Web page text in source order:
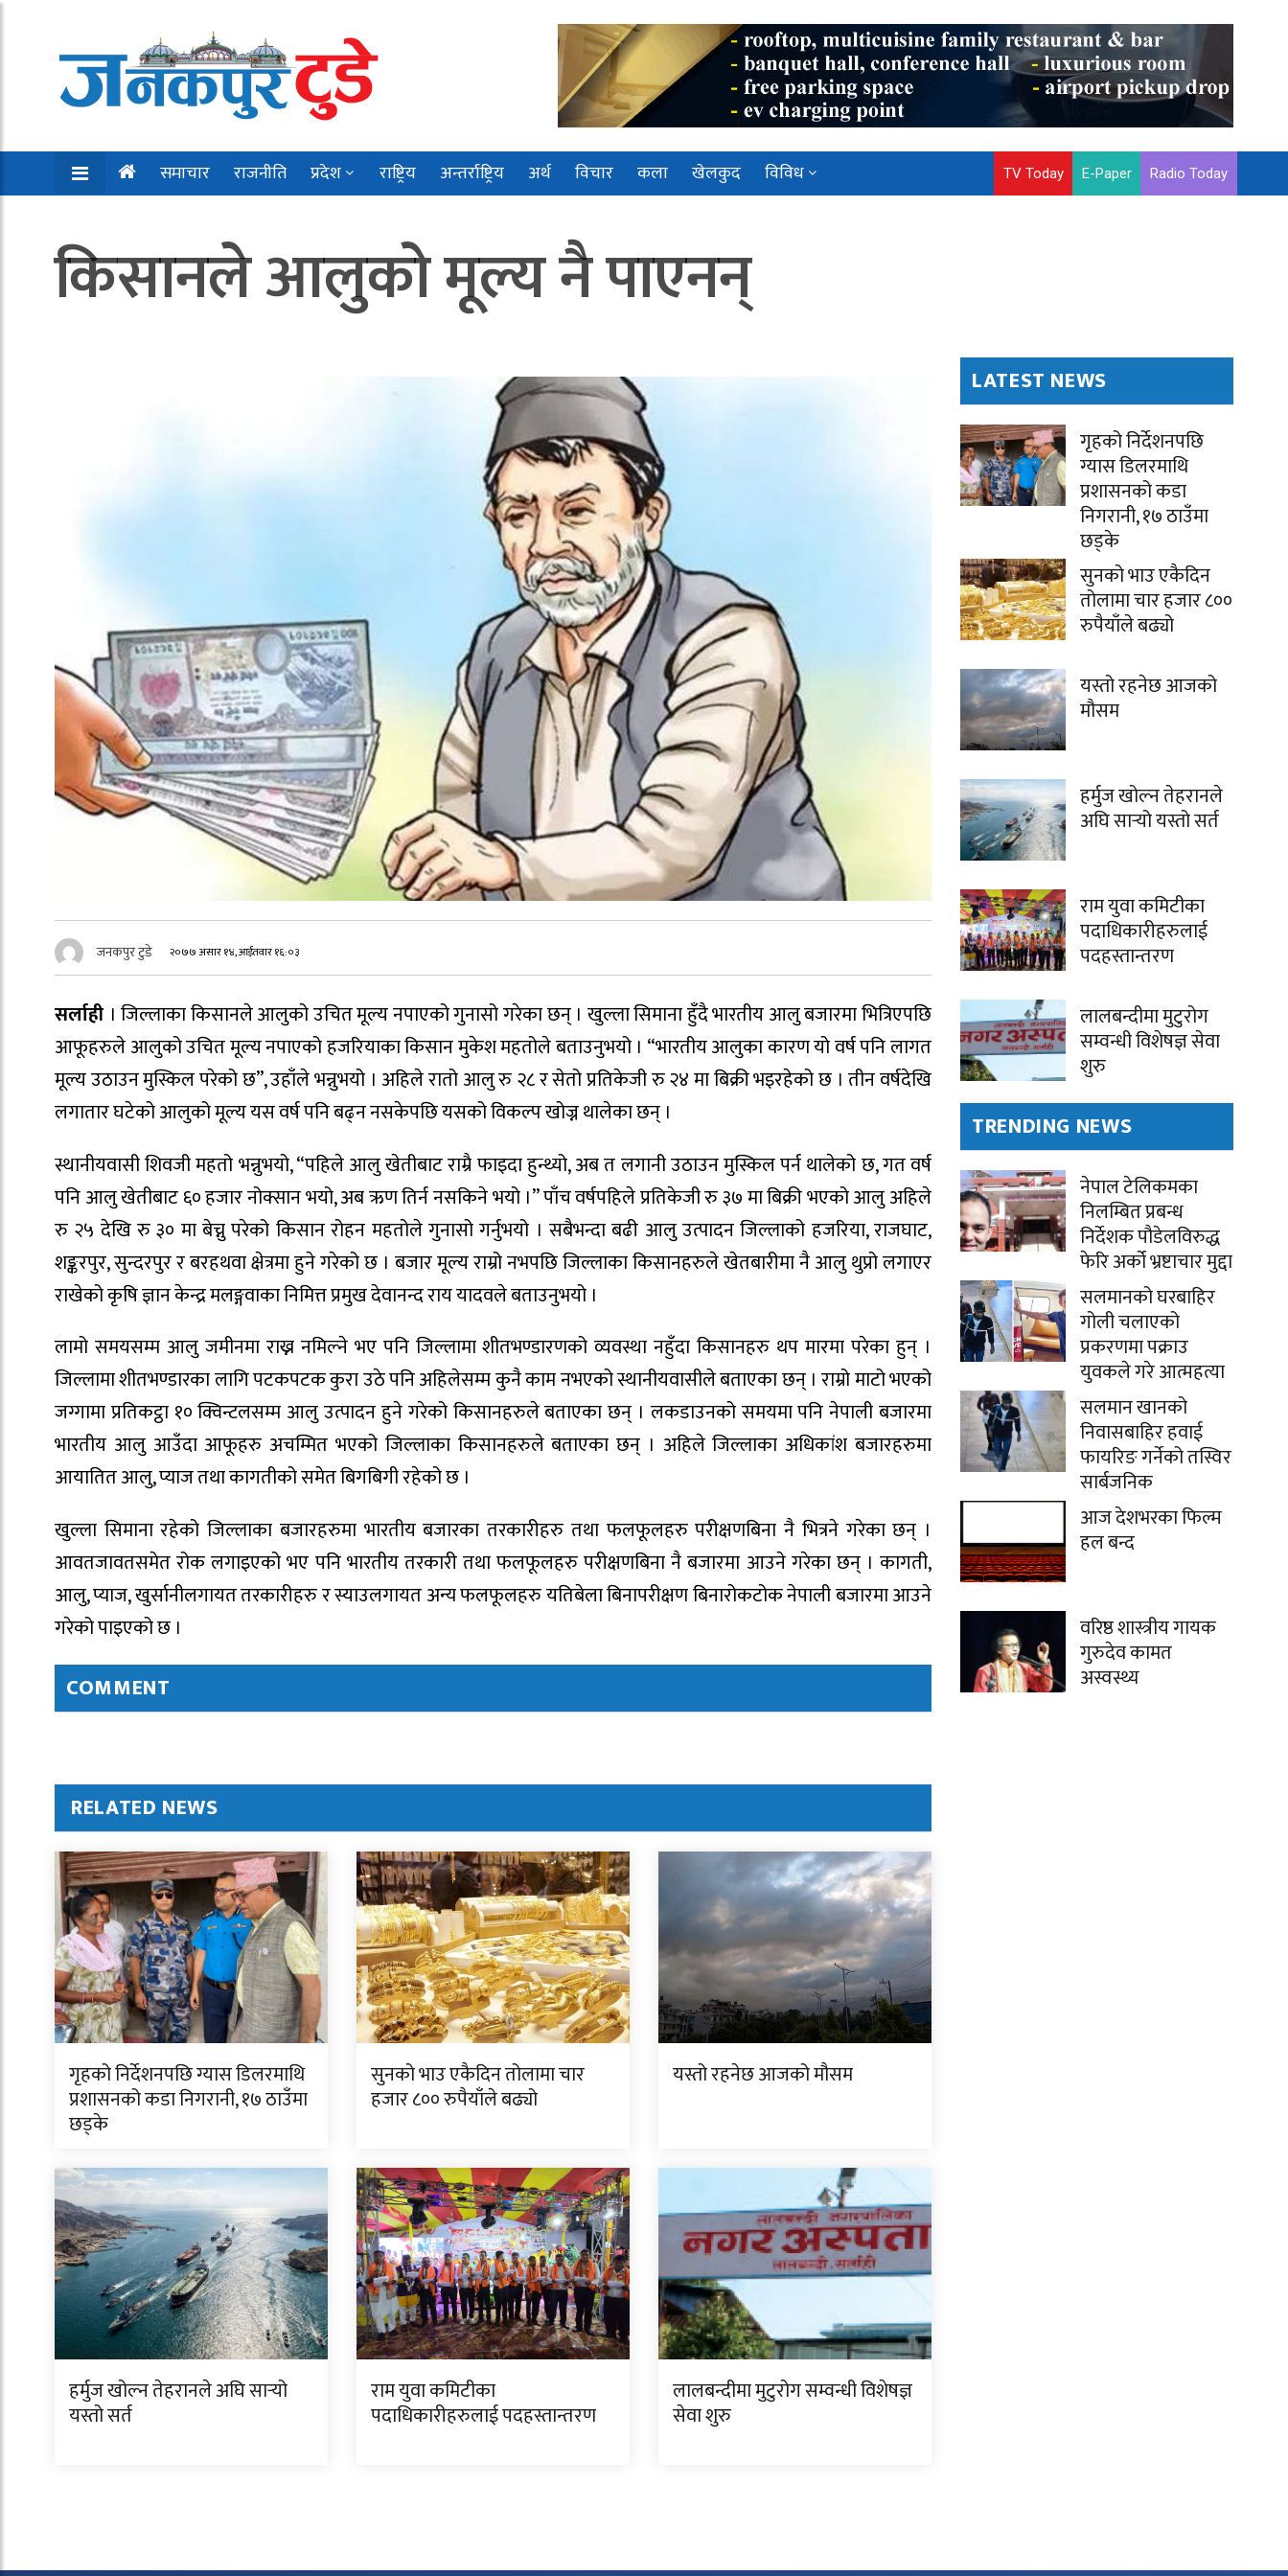
समाचार राजनीति प्रदेश राष्ट्रिय अन्तर्राष्ट्रिय अर्थ विचार कला खेलकुद विविध TV Today E-Paper Radio Today
किसानले आलुको मूल्य नै पाएनन्
जनकपुर टुडे २०७७ असार १४, आईतवार १६:०३
सर्लाही । जिल्लाका किसानले आलुको उचित मूल्य नपाएको गुनासो गरेका छन् । खुल्ला सिमाना हुँदै भारतीय आलु बजारमा भित्रिएपछि
आफूहरुले आलुको उचित मूल्य नपाएको हजरियाका किसान मुकेश महतोले बताउनुभयो । “भारतीय आलुका कारण यो वर्ष पनि लागत
मूल्य उठाउन मुस्किल परेको छ”, उहाँले भन्नुभयो । अहिले रातो आलु रु २८ र सेतो प्रतिकेजी रु २४ मा बिक्री भइरहेको छ । तीन वर्षदेखि
लगातार घटेको आलुको मूल्य यस वर्ष पनि बढ्न नसकेपछि यसको विकल्प खोज्न थालेका छन् ।
स्थानीयवासी शिवजी महतो भन्नुभयो, “पहिले आलु खेतीबाट राम्रै फाइदा हुन्थ्यो, अब त लगानी उठाउन मुस्किल पर्न थालेको छ, गत वर्ष
पनि आलु खेतीबाट ६० हजार नोक्सान भयो, अब ऋण तिर्न नसकिने भयो ।” पाँच वर्षपहिले प्रतिकेजी रु ३७ मा बिक्री भएको आलु अहिले
रु २५ देखि रु ३० मा बेच्नु परेको किसान रोहन महतोले गुनासो गर्नुभयो । सबैभन्दा बढी आलु उत्पादन जिल्लाको हजरिया, राजघाट,
शङ्करपुर, सुन्दरपुर र बरहथवा क्षेत्रमा हुने गरेको छ । बजार मूल्य राम्रो नभपछि जिल्लाका किसानहरुले खेतबारीमा नै आलु थुप्रो लगाएर
राखेको कृषि ज्ञान केन्द्र मलङ्गवाका निमित्त प्रमुख देवानन्द राय यादवले बताउनुभयो ।
लामो समयसम्म आलु जमीनमा राख्न नमिल्ने भए पनि जिल्लामा शीतभण्डारणको व्यवस्था नहुँदा किसानहरु थप मारमा परेका हुन् ।
जिल्लामा शीतभण्डारका लागि पटकपटक कुरा उठे पनि अहिलेसम्म कुनै काम नभएको स्थानीयवासीले बताएका छन् । राम्रो माटो भएको
जग्गामा प्रतिकट्ठा १० क्विन्टलसम्म आलु उत्पादन हुने गरेको किसानहरुले बताएका छन् । लकडाउनको समयमा पनि नेपाली बजारमा
भारतीय आलु आउँदा आफूहरु अचम्मित भएको जिल्लाका किसानहरुले बताएका छन् । अहिले जिल्लाका अधिकांश बजारहरुमा
आयातित आलु, प्याज तथा कागतीको समेत बिगबिगी रहेको छ ।
खुल्ला सिमाना रहेको जिल्लाका बजारहरुमा भारतीय बजारका तरकारीहरु तथा फलफूलहरु परीक्षणबिना नै भित्रने गरेका छन् ।
आवतजावतसमेत रोक लगाइएको भए पनि भारतीय तरकारी तथा फलफूलहरु परीक्षणबिना नै बजारमा आउने गरेका छन् । कागती,
आलु, प्याज, खुर्सानीलगायत तरकारीहरु र स्याउलगायत अन्य फलफूलहरु यतिबेला बिनापरीक्षण बिनारोकटोक नेपाली बजारमा आउने
गरेको पाइएको छ ।
COMMENT
RELATED NEWS
गृहको निर्देशनपछि ग्यास डिलरमाथि
प्रशासनको कडा निगरानी, १७ ठाउँमा
छड्के
सुनको भाउ एकैदिन तोलामा चार
हजार ८०० रुपैयाँले बढ्यो
यस्तो रहनेछ आजको मौसम
हर्मुज खोल्न तेहरानले अघि सार्‍यो
यस्तो सर्त
राम युवा कमिटीका
पदाधिकारीहरुलाई पदहस्तान्तरण
लालबन्दीमा मुटुरोग सम्वन्धी विशेषज्ञ
सेवा शुरु
LATEST NEWS
गृहको निर्देशनपछि
ग्यास डिलरमाथि
प्रशासनको कडा
निगरानी, १७ ठाउँमा
छड्के
सुनको भाउ एकैदिन
तोलामा चार हजार ८००
रुपैयाँले बढ्यो
यस्तो रहनेछ आजको
मौसम
हर्मुज खोल्न तेहरानले
अघि सार्‍यो यस्तो सर्त
राम युवा कमिटीका
पदाधिकारीहरुलाई
पदहस्तान्तरण
लालबन्दीमा मुटुरोग
सम्वन्धी विशेषज्ञ सेवा
शुरु
TRENDING NEWS
नेपाल टेलिकमका
निलम्बित प्रबन्ध
निर्देशक पौडेलविरुद्ध
फेरि अर्को भ्रष्टाचार मुद्दा
सलमानको घरबाहिर
गोली चलाएको
प्रकरणमा पक्राउ
युवकले गरे आत्महत्या
सलमान खानको
निवासबाहिर हवाई
फायरिङ गर्नेको तस्विर
सार्बजनिक
आज देशभरका फिल्म
हल बन्द
वरिष्ठ शास्त्रीय गायक
गुरुदेव कामत
अस्वस्थ्य